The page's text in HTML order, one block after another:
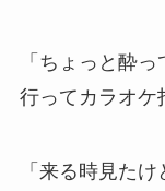
「ちょっと酔
行ってカラオケ
「来る時見た